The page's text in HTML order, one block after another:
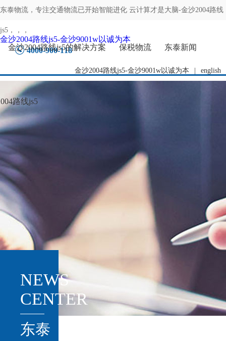
东泰物流，专注交通物流已开始智能进化 云计算才是大脑-金沙2004路线
js5 ，，，
4000-900-118
金沙2004路线js5-金沙9001w以诚为本 english
金沙2004路线js5-金沙9001w以诚为本
金沙2004路线js5的解决方案
保税物流 东泰新闻
路线js5
NEWS
CENTER
东泰